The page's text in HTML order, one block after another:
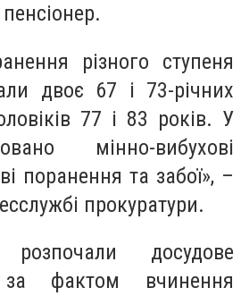
різного ступеня
двоє 67 і 73-річних
77 і 83 років. У
мінно-вибухові
поранення та забої», –
прокуратури.
розпочали досудове
за фактом вчинення